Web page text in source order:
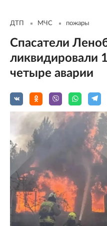
ДТП МЧС пожары
Спасатели
ликвидировали
четыре аварии